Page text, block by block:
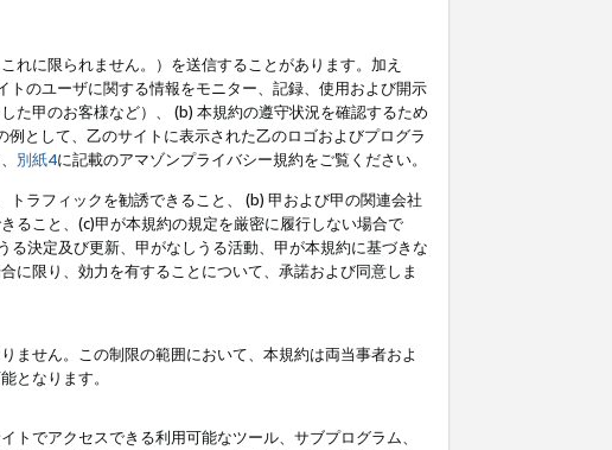
れに限られません。）を送信することがあります。加え
のユーザに関する情報をモニター、記録、使用および開示
た甲のお客様など）、 (b) 本規約の遵守状況を確認するため
として、乙のサイトに表示された乙のロゴおよびプログラ
別紙4に記載のアマゾンプライバシー規約をご覧ください。
ラフィックを勧誘できること、 (b) 甲および甲の関連会社
ること、(c)甲が本規約の規定を厳密に履行しない場合で
決定及び更新、甲がなしうる活動、甲が本規約に基づきな
に限り、効力を有することについて、承諾および同意しま
ません。この制限の範囲において、本規約は両当事者およ
となります。
でアクセスできる利用可能なツール、サブプログラム、